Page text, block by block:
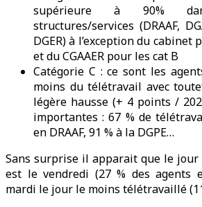
supérieure à 90%
structures/services (DRAAF,
DGER) à l’exception du cabinet
et du CGAAER pour les cat B
Catégorie C : ce sont les
moins du télétravail avec
légère hausse (+ 4 points /
importantes : 67 % de
en DRAAF, 91 % à la DGPE…
Sans surprise il apparait que le
est le vendredi (27 % des agents
mardi le jour le moins télétravaillé